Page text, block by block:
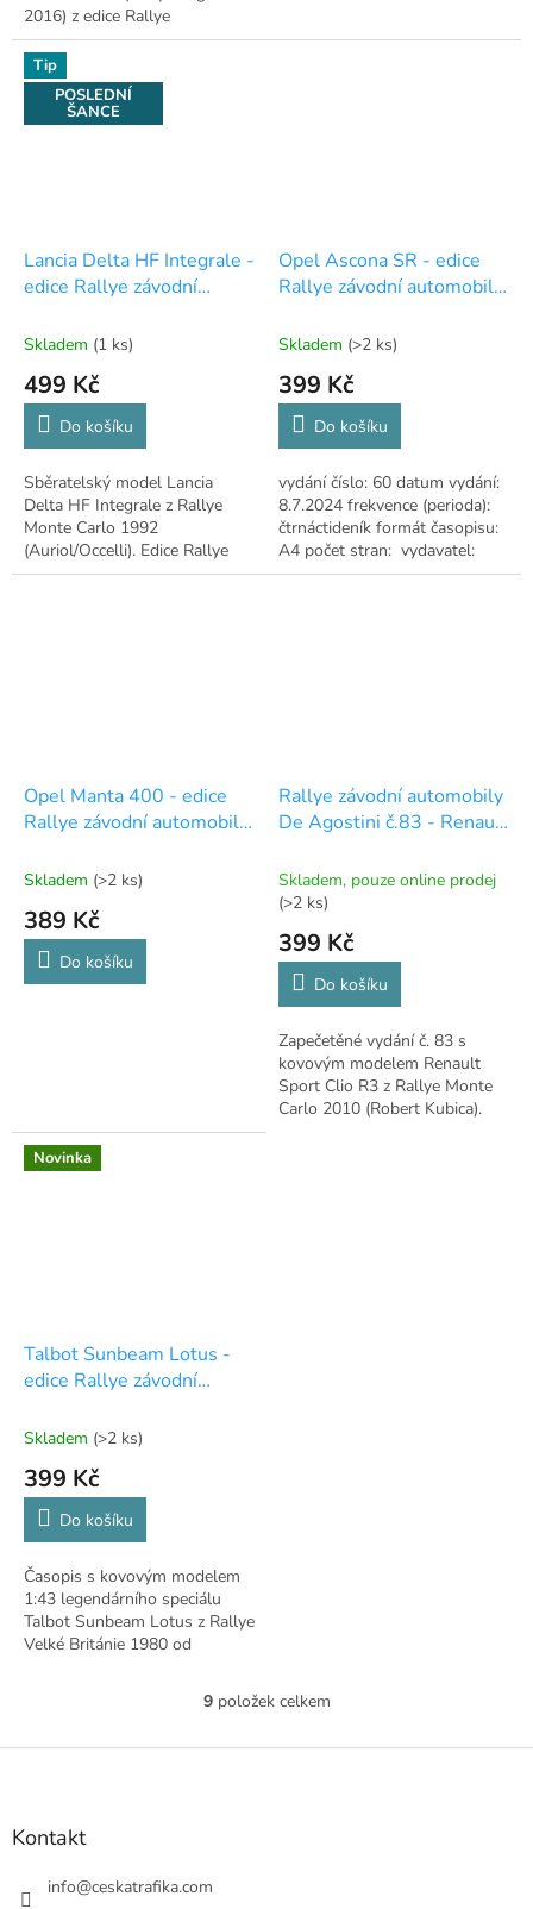
2016) z edice Rallye
automobily od DeAgostini.
Tip
POSLEDNÍ
ŠANCE
Lancia Delta HF Integrale -
edice Rallye závodní
Skladem (1 ks)
499 Kč
Do košíku
Sběratelský model Lancia
Delta HF Integrale z Rallye
Monte Carlo 1992
(Auriol/Occelli). Edice Rallye
závodní automobily, bez
Opel Ascona SR - edice
Rallye závodní automobily
Skladem (>2 ks)
399 Kč
Do košíku
vydání číslo: 60 datum vydání:
8.7.2024 frekvence (perioda):
čtrnáctideník formát časopisu:
A4 počet stran: vydavatel:
DeAgostini
Opel Manta 400 - edice
Rallye závodní automobily
Skladem (>2 ks)
389 Kč
Do košíku
Rallye závodní automobily
De Agostini č.83 - Renault
Skladem, pouze online prodej
(>2 ks)
399 Kč
Do košíku
Zapečetěné vydání č. 83 s
kovovým modelem Renault
Sport Clio R3 z Rallye Monte
Carlo 2010 (Robert Kubica).
Novinka
Talbot Sunbeam Lotus -
edice Rallye závodní
Skladem (>2 ks)
399 Kč
Do košíku
Časopis s kovovým modelem
1:43 legendárního speciálu
Talbot Sunbeam Lotus z Rallye
Velké Británie 1980 od
O
l
9položek celkem
Z
Kontakt
info@ceskatrafika.com